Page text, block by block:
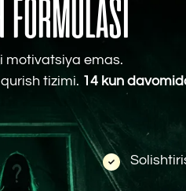
Menedjerga
Munosabatlarda
o‘tasiz